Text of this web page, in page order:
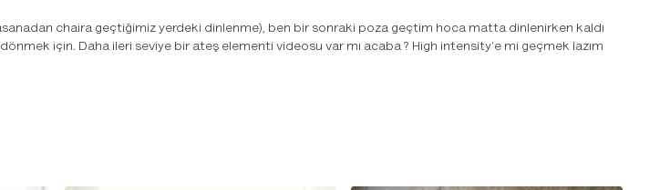
chaira geçtiğimiz yerdeki dinlenme), ben bir sonraki poza geçtim hoca matta dinlenirken kaldı
için. Daha ileri seviye bir ateş elementi videosu var mı acaba ? High intensity'e mi geçmek lazım